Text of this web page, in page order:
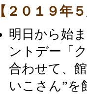
【２０１９年
明日から始
ントデー「
合わせて、
いこさん”を